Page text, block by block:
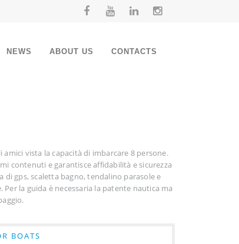
NEWS ABOUT US CONTACTS
vista la capacità di imbarcare 8 persone.
contenuti e garantisce affidabilità e sicurezza
di gps, scaletta bagno, tendalino parasole e
la guida è necessaria la patente nautica ma
BOATS